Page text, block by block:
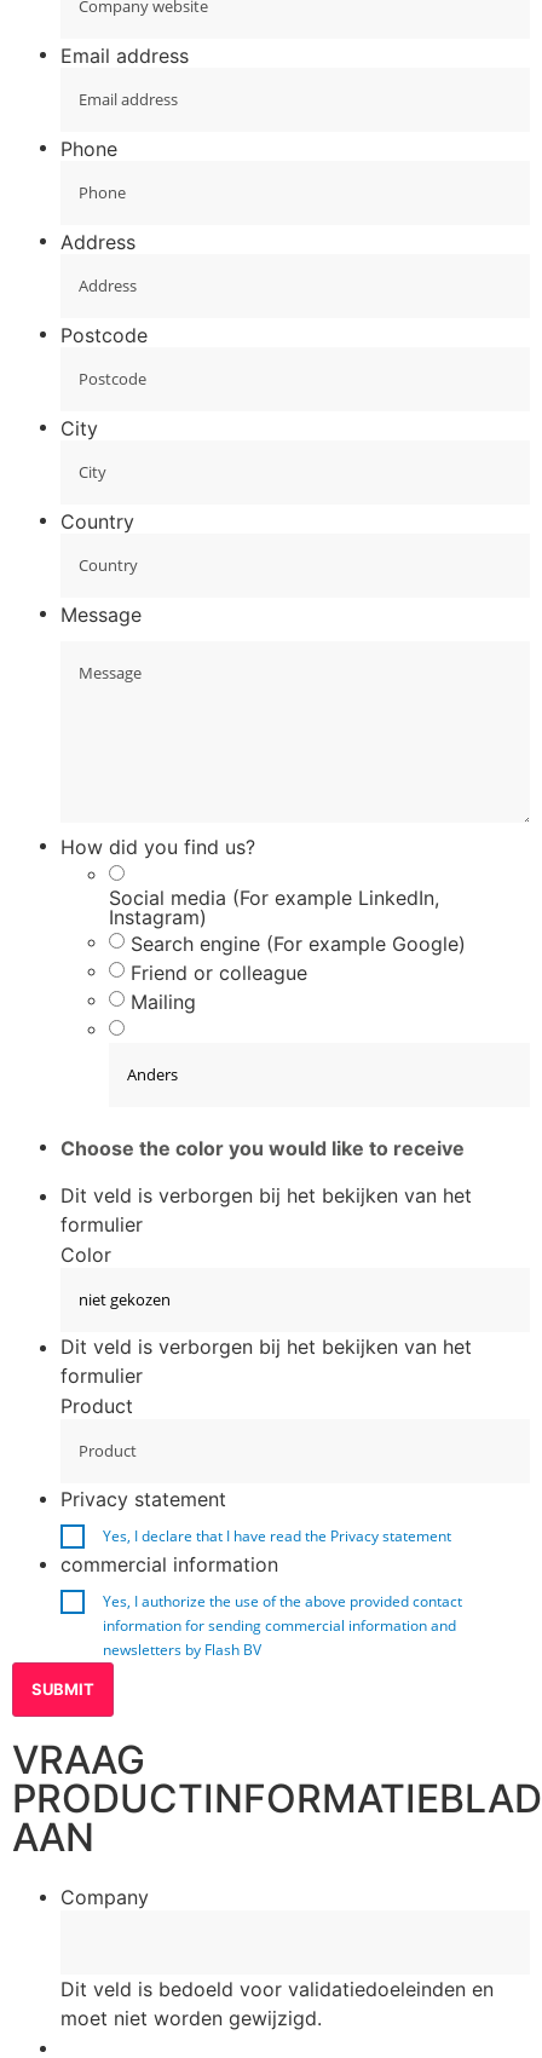
Email address
Phone
Address
Postcode
City
Country
Message
How did you find us?
Social media (For example LinkedIn,
Instagram)
Search engine (For example Google)
Friend or colleague
Mailing
Choose the color you would like to receive
Dit veld is verborgen bij het bekijken van het
formulier
Color
Dit veld is verborgen bij het bekijken van het
formulier
Product
Privacy statement
Yes, I declare that I have read the Privacy statement
commercial information
Yes, I authorize the use of the above provided contact
information for sending commercial information and
newsletters by Flash BV
VRAAG
PRODUCTINFORMATIEBLAD
AAN
Company
Dit veld is bedoeld voor validatiedoeleinden en
moet niet worden gewijzigd.